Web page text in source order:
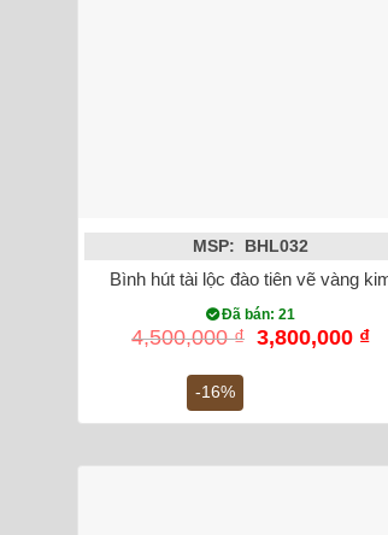
-16%
MSP: BHL032
Bình hút tài lộc đào tiên vẽ vàng
Đã bán: 21
4,500,000₫ Giá
3,800,000 ₫